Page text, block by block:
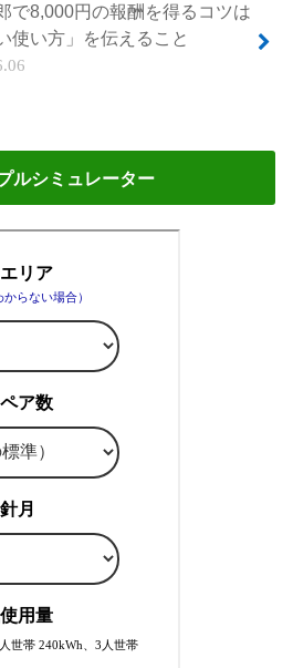
で8,000円の報酬を得るコツは
使い方」を伝えること
ルシミュレーター